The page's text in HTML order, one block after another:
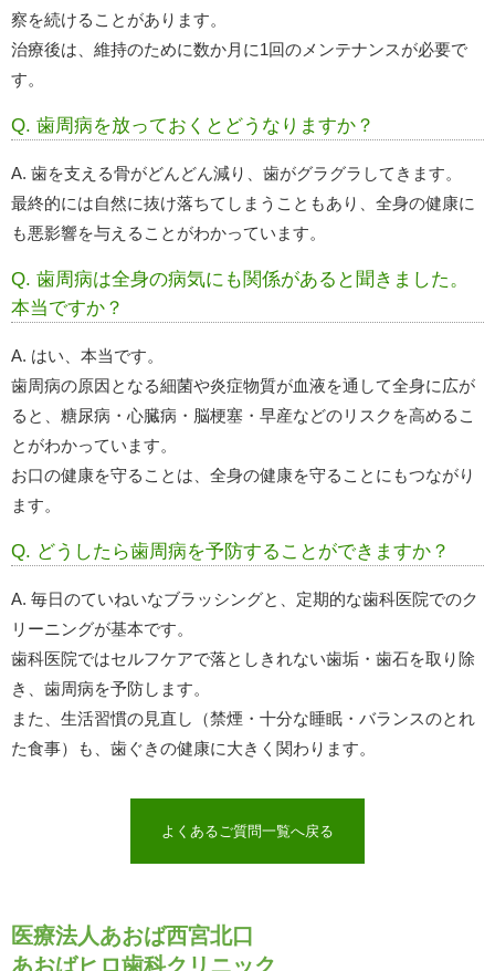
察を続けることがあります。
治療後は、維持のために数か月に1回のメンテナンスが必要で
す。
Q. 歯周病を放っておくとどうなりますか？
A. 歯を支える骨がどんどん減り、歯がグラグラしてきます。
最終的には自然に抜け落ちてしまうこともあり、全身の健康に
も悪影響を与えることがわかっています。
Q. 歯周病は全身の病気にも関係があると聞きました。
本当ですか？
A. はい、本当です。
歯周病の原因となる細菌や炎症物質が血液を通して全身に広が
ると、糖尿病・心臓病・脳梗塞・早産などのリスクを高めるこ
とがわかっています。
お口の健康を守ることは、全身の健康を守ることにもつながり
ます。
Q. どうしたら歯周病を予防することができますか？
A. 毎日のていねいなブラッシングと、定期的な歯科医院でのク
リーニングが基本です。
歯科医院ではセルフケアで落としきれない歯垢・歯石を取り除
き、歯周病を予防します。
また、生活習慣の見直し（禁煙・十分な睡眠・バランスのとれ
た食事）も、歯ぐきの健康に大きく関わります。
よくあるご質問一覧へ戻る
医療法人あおば西宮北口
あおばヒロ歯科クリニック